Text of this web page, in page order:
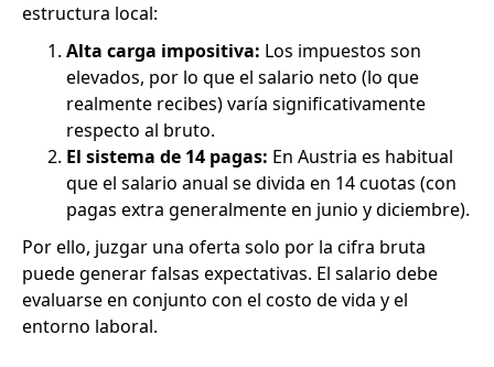
estructura local:
Alta carga impositiva: Los impuestos son
elevados, por lo que el salario neto (lo que
realmente recibes) varía significativamente
respecto al bruto.
El sistema de 14 pagas: En Austria es habitual
que el salario anual se divida en 14 cuotas (con
pagas extra generalmente en junio y diciembre).
Por ello, juzgar una oferta solo por la cifra bruta
puede generar falsas expectativas. El salario debe
evaluarse en conjunto con el costo de vida y el
entorno laboral.